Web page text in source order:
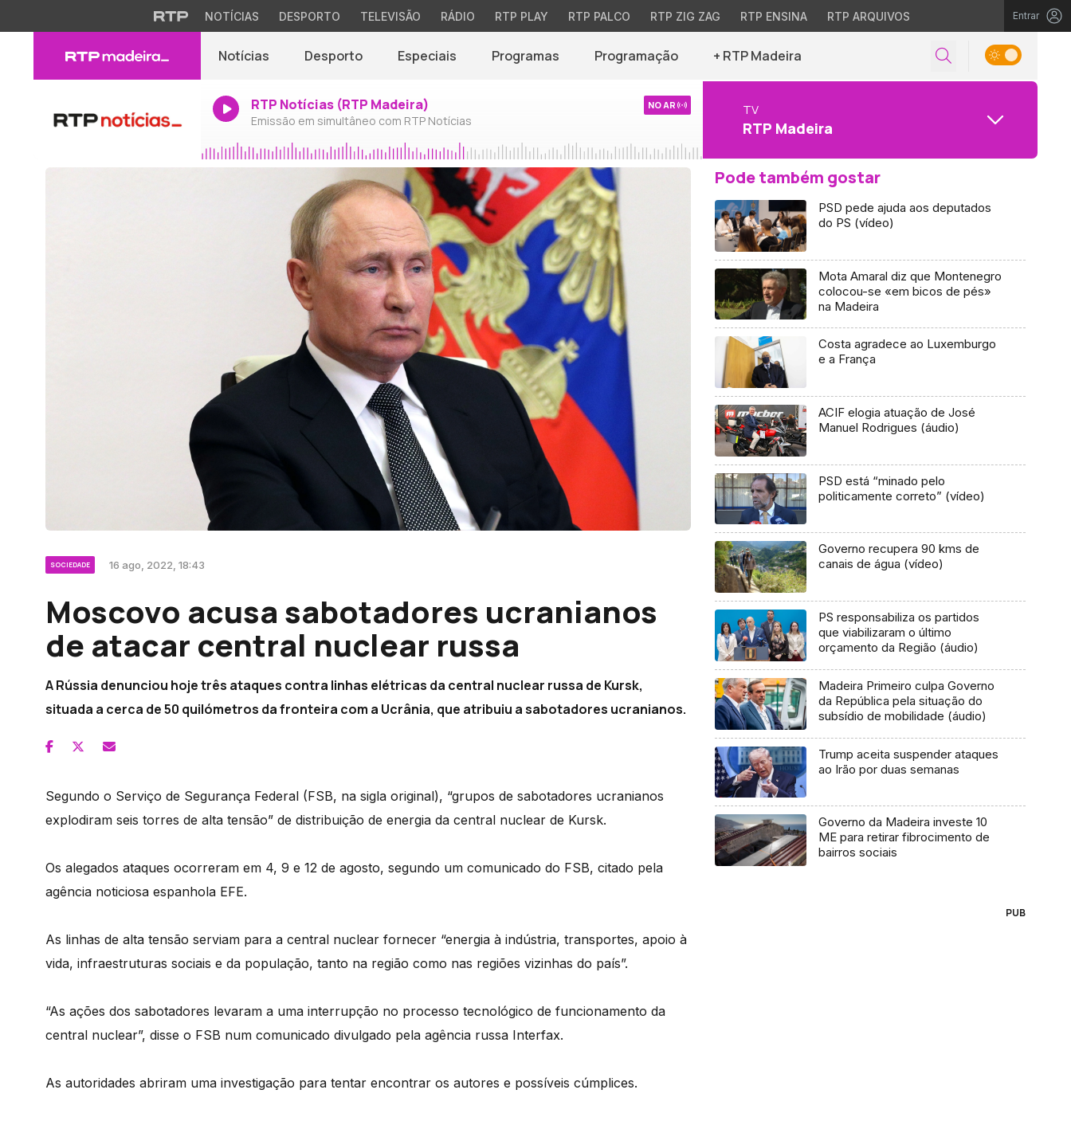
NOTÍCIAS DESPORTO TELEVISÃO RÁDIO RTP PLAY RTP PALCO RTP ZIG ZAG RTP ENSINA RTP ARQUIVOS Entrar
Notícias Desporto Especiais Programas Programação + RTP Madeira
RTP Notícias (RTP Madeira)
Emissão em simultâneo com RTP Notícias
NO AR TV
RTP Madeira
SOCIEDADE 16 ago, 2022, 18:43
Moscovo acusa sabotadores ucranianos
de atacar central nuclear russa
A Rússia denunciou hoje três ataques contra linhas elétricas da central nuclear russa de Kursk,
situada a cerca de 50 quilómetros da fronteira com a Ucrânia, que atribuiu a sabotadores ucranianos.
Segundo o Serviço de Segurança Federal (FSB, na sigla original), “grupos de sabotadores ucranianos
explodiram seis torres de alta tensão” de distribuição de energia da central nuclear de Kursk.
Os alegados ataques ocorreram em 4, 9 e 12 de agosto, segundo um comunicado do FSB, citado pela
agência noticiosa espanhola EFE.
As linhas de alta tensão serviam para a central nuclear fornecer “energia à indústria, transportes, apoio à
vida, infraestruturas sociais e da população, tanto na região como nas regiões vizinhas do país”.
“As ações dos sabotadores levaram a uma interrupção no processo tecnológico de funcionamento da
central nuclear”, disse o FSB num comunicado divulgado pela agência russa Interfax.
As autoridades abriram uma investigação para tentar encontrar os autores e possíveis cúmplices.
Pode também gostar
PSD pede ajuda aos deputados
do PS (vídeo)
Mota Amaral diz que Montenegro
colocou-se «em bicos de pés»
na Madeira
Costa agradece ao Luxemburgo
e a França
ACIF elogia atuação de José
Manuel Rodrigues (áudio)
PSD está “minado pelo
politicamente correto” (vídeo)
Governo recupera 90 kms de
canais de água (vídeo)
PS responsabiliza os partidos
que viabilizaram o último
orçamento da Região (áudio)
Madeira Primeiro culpa Governo
da República pela situação do
subsídio de mobilidade (áudio)
Trump aceita suspender ataques
ao Irão por duas semanas
Governo da Madeira investe 10
ME para retirar fibrocimento de
bairros sociais
PUB